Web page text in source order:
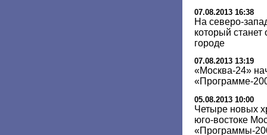
07.08.2013 16:38
На северо-
который
городе
07.08.2013 13:19
«Москва-24»
«Программе-
05.08.2013 10:00
Четыре новых
юго-востоке
«Программы-